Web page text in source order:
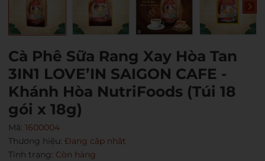
Cà Phê Sữa Rang Xay Hòa Tan
3IN1 LOVE’IN SAIGON CAFE -
Khánh Hòa NutriFoods (Túi 18
gói x 18g)
Mã: 1600004
Thương hiệu: Đang cập nhật
Tình trạng: Còn hàng
Mã giảm giá:
Ngày hết hạn:
Điều kiện: